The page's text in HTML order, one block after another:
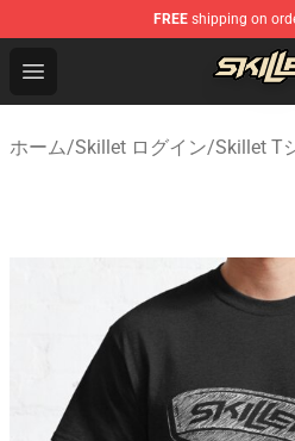
FREE shipping on
Open menu
Skillet Shop - Official Skillet
ホーム/Skillet ログイン/Skillet T